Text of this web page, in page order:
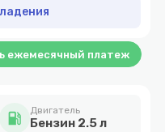
ежемесячный платеж
local_gas_station Двигатель
Бензин 2.5 л